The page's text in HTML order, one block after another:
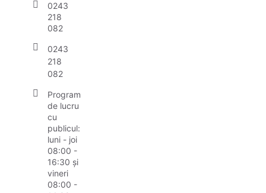
0243
218
082
0243
218
082
Program
de lucru
cu
publicul:
luni - joi
08:00 -
16:30 și
vineri
08:00 -